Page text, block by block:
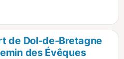
nature et culturel.
de Dol-de-Bretagne
des Évêques